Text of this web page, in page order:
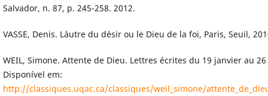
Salvador, n. 87, p. 245-258. 2012.
VASSE, Denis. L´autre du désir ou le Dieu de la foi, Paris, Seuil,
WEIL, Simone. Attente de Dieu. Lettres écrites du 19 janvier au
Disponível em:
http://classiques.uqac.ca/classiques/weil_simone/